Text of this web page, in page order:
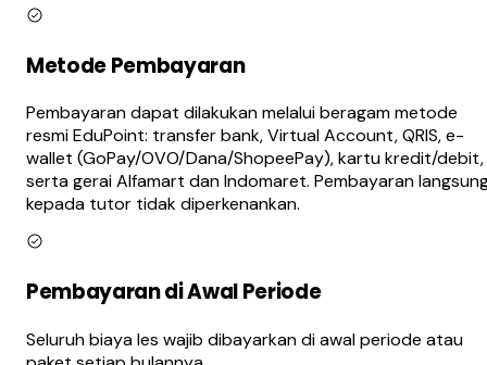
Metode Pembayaran
Pembayaran dapat dilakukan melalui beragam metode
resmi EduPoint: transfer bank, Virtual Account, QRIS, e-
wallet (GoPay/OVO/Dana/ShopeePay), kartu kredit/debit,
serta gerai Alfamart dan Indomaret. Pembayaran
kepada tutor tidak diperkenankan.
Pembayaran di Awal Periode
Seluruh biaya les wajib dibayarkan di awal periode atau